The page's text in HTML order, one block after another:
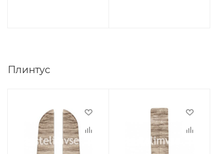
Плинтус